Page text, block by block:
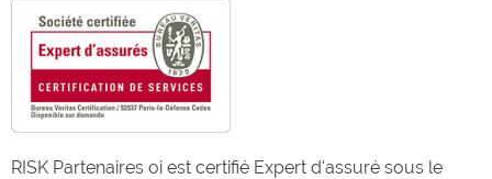
RISK Partenaires oi est certifié Expert d'assuré sous le